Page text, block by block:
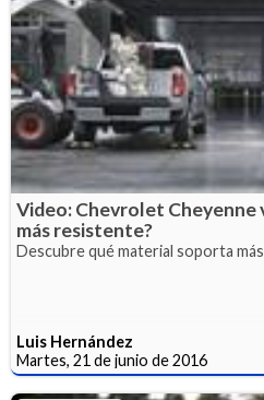
Video: Chevrolet Cheyenne
más resistente?
Descubre qué material soporta
Luis Hernández
Martes, 21 de junio de 2016